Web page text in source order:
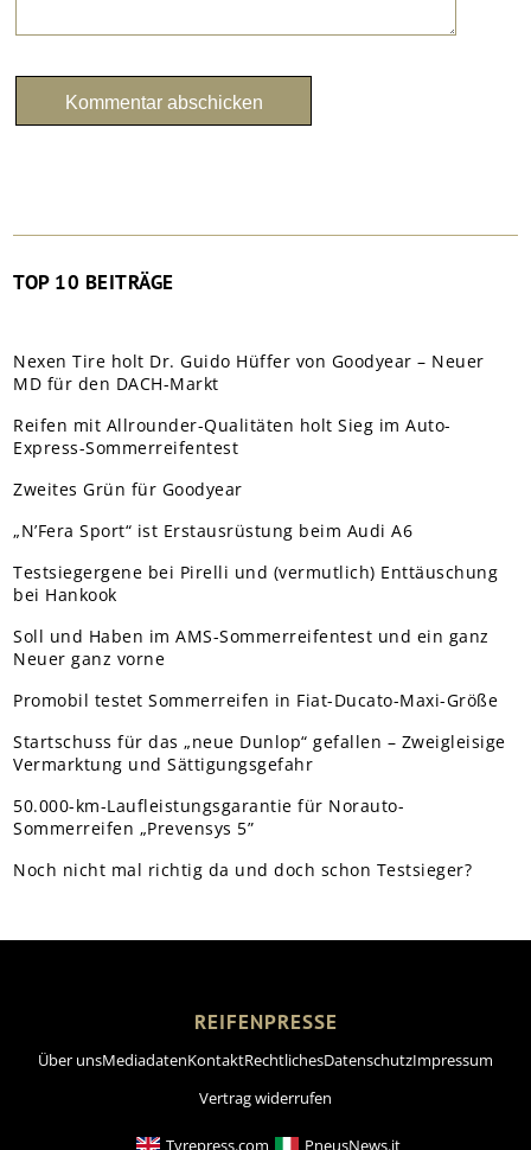
TOP 10 BEITRÄGE
Nexen Tire holt Dr. Guido Hüffer von Goodyear – Neuer
MD für den DACH-Markt
Reifen mit Allrounder-Qualitäten holt Sieg im Auto-
Express-Sommerreifentest
Zweites Grün für Goodyear
„N’Fera Sport“ ist Erstausrüstung beim Audi A6
Testsiegergene bei Pirelli und (vermutlich) Enttäuschung
bei Hankook
Soll und Haben im AMS-Sommerreifentest und ein ganz
Neuer ganz vorne
Promobil testet Sommerreifen in Fiat-Ducato-Maxi-Größe
Startschuss für das „neue Dunlop“ gefallen – Zweigleisige
Vermarktung und Sättigungsgefahr
50.000-km-Laufleistungsgarantie für Norauto-
Sommerreifen „Prevensys 5”
Noch nicht mal richtig da und doch schon Testsieger?
REIFENPRESSE
Über unsMediadatenKontaktRechtlichesDatenschutzImpressum
Vertrag widerrufen
Tyrepress.com PneusNews.it